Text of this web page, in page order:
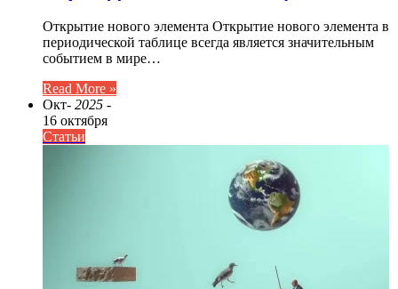
Открытие нового элемента Открытие нового элемента в
периодической таблице всегда является значительным
событием в мире…
Read More »
Окт- 2025 -
16 октября
Статьи